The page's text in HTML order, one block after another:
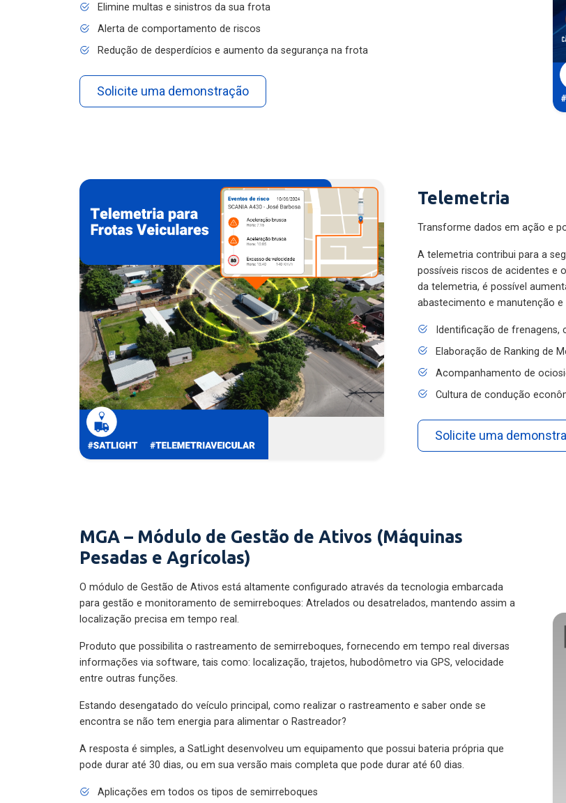
Alerta de comportamento de riscos
Redução de desperdícios e aumento da segurança na frota
Solicite uma demonstração
Telemetria
Transforme dados em ação e
A telemetria contribui para a
possíveis riscos de acidentes e
da telemetria, é possível
abastecimento e manutenção
Identificação de frenagens,
Elaboração de Ranking de
Acompanhamento de
Cultura de condução
Solicite uma
MGA – Módulo de Gestão de Ativos (Máquinas
Pesadas e Agrícolas)
O módulo de Gestão de Ativos está altamente configurado através da tecnologia embarcada
para gestão e monitoramento de semirreboques: Atrelados ou desatrelados, mantendo assim a
localização precisa em tempo real.
Produto que possibilita o rastreamento de semirreboques, fornecendo em tempo real diversas
informações via software, tais como: localização, trajetos, hubodômetro via GPS, velocidade
entre outras funções.
Estando desengatado do veículo principal, como realizar o rastreamento e saber onde se
encontra se não tem energia para alimentar o Rastreador?
A resposta é simples, a SatLight desenvolveu um equipamento que possui bateria própria que
pode durar até 30 dias, ou em sua versão mais completa que pode durar até 60 dias.
Aplicações em todos os tipos de semirreboques